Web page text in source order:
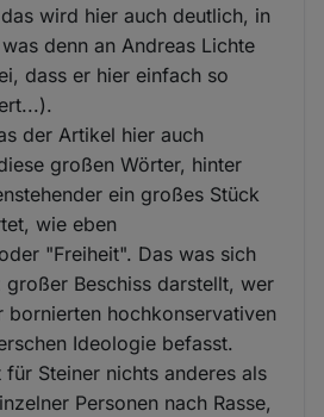
wird hier auch deutlich, in
denn an Andreas Lichte
dass er hier einfach so
der Artikel hier auch
großen Wörter, hinter
ein großes Stück
wie eben
"Freiheit". Das was sich
großer Beschiss darstellt, wer
bornierten hochkonservativen
Ideologie befasst.
für Steiner nichts anderes als
Personen nach Rasse,